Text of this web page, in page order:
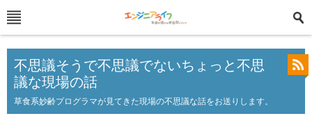
不思議そうで不思議でないちょっと不思
議な現場の話
草食系妙齢プログラマが見てきた現場の不思議な話をお送りします。